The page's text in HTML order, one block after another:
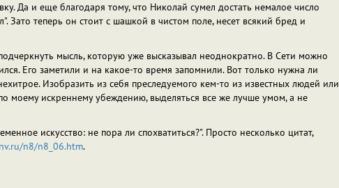
Да и еще благодаря тому, что Николай сумел достать немалое число
Зато теперь он стоит с шашкой в чистом поле, несет всякий бред и
мысль, которую уже высказывал неоднократно. В Сети можно
Его заметили и на какое-то время запомнили. Вот только нужна ли
Изобразить из себя преследуемого кем-то из известных людей или
моему искреннему убеждению, выделяться все же лучше умом, а не
искусство: не пора ли спохватиться?". Просто несколько цитат,
n8/n8_06.htm.